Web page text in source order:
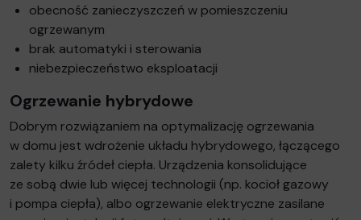
obecność zanieczyszczeń w pomieszczeniu
ogrzewanym
brak automatyki i sterowania
niebezpieczeństwo eksploatacji
Ogrzewanie hybrydowe
Dobrym rozwiązaniem na optymalizację ogrzewania
w domu jest wdrożenie układu hybrydowego, łączącego
zalety kilku źródeł ciepła. Urządzenia konsolidujące
ze sobą dwie lub więcej technologii (np. kocioł gazowy
i pompa ciepła), albo ogrzewanie elektryczne zasilane